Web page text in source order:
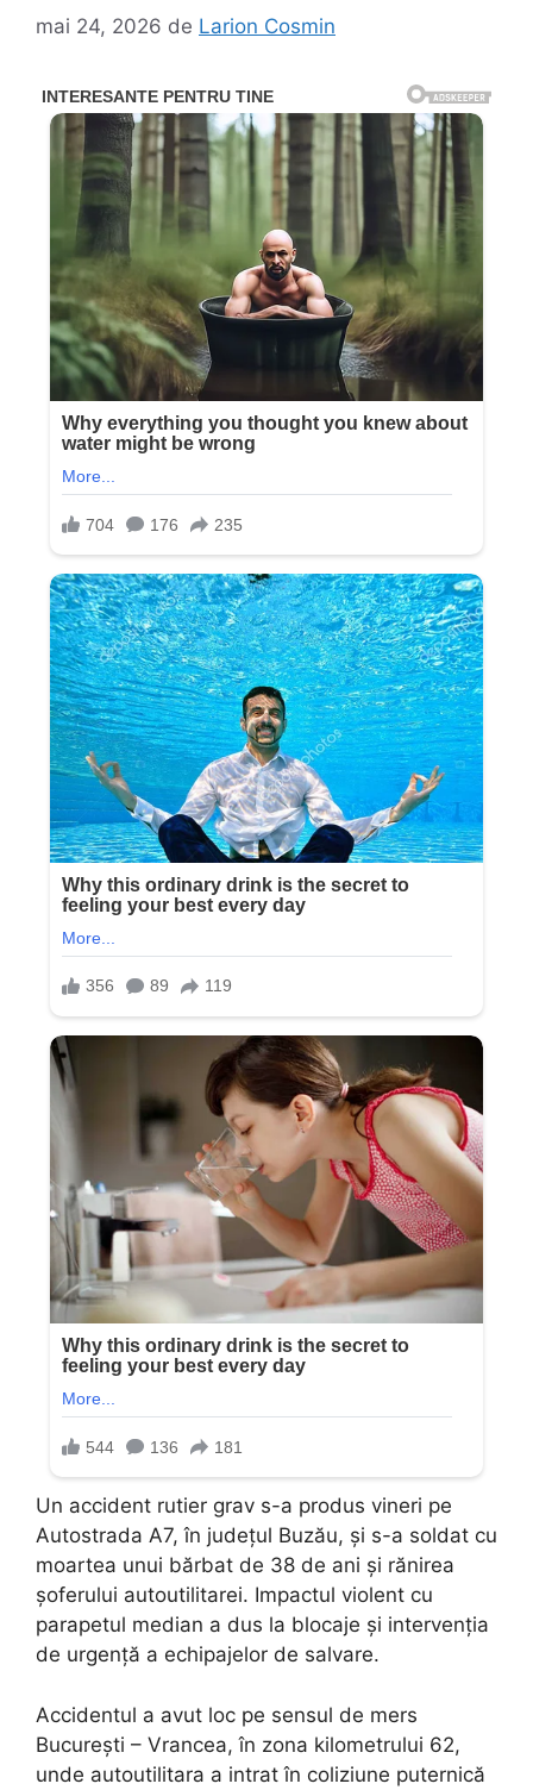
mai 24, 2026 de Larion Cosmin
Un accident rutier grav s-a produs vineri pe
Autostrada A7, în județul Buzău, și s-a soldat cu
moartea unui bărbat de 38 de ani și rănirea
șoferului autoutilitarei. Impactul violent cu
parapetul median a dus la blocaje și intervenția
de urgență a echipajelor de salvare.
Accidentul a avut loc pe sensul de mers
București – Vrancea, în zona kilometrului 62,
unde autoutilitara a intrat în coliziune puternică